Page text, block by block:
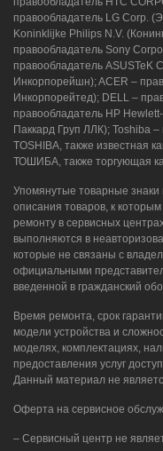
правообладатель LG Corp.
Koninklijke Philips N.V.
правообладатель Sony
правообладатель ASUSTeK
Инкорпорейшн); ACER –
Инкорпорейтед); DELL –
правообладатель HP
Паккард Груп ЛЛК); Toshiba
TOSHIBA, также
ТОШИБА, также торгующая
Упомянутые товарные знаки
описания товаров, к
ремонту в сервисных
выполняются в
которые не связаны с
официальными
введенной в гражданский
Время ремонта, срок
модели устройства и
моделях, комплектациях,
предоставления услуг
Данный материал не
Оферта на сервисное
– Сервисный центр не